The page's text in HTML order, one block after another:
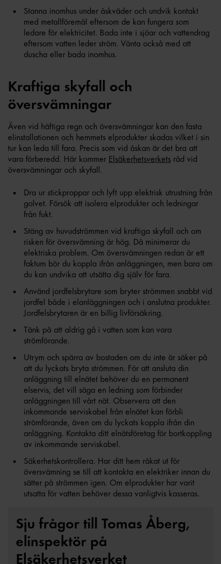
Stanna inomhus under åskväder och undvik kontakt
med metallföremål eftersom de kan fungera som
ledare för elektricitet. Bada inte i sjöar och vattendrag
eftersom vatten leder ström. Vänta också med att
duscha eller bada inomhus.
Kraftiga skyfall och
översvämningar
Även vid häftiga regn och översvämningar kan den fasta
elinstallationen och hemmets elprodukter skadas vilket i sin
tur kan leda till fara. Precis som vid åskan är det bra att
vara förberedd. Här kommer Elsäkerhetsverkets råd vid
översvämningar och skyfall.
Dra ur stickproppar och lyft upp elektrisk utrustning från
golvet. Försök att isolera elprodukter och ledningar
från fukt.
Stäng av huvudströmmen vid kraftiga skyfall och om
risken för översvämning är hög. Då minimerar du
elektriska problem. Om översvämningen redan är ett
faktum bör du koppla ifrån anläggningen, men bara om
du kan undvika att utsätta dig själv för fara.
Använd jordfelsbrytare som bryter strömmen snabbt vid
jordfel både i elanläggningen och i anslutna produkter.
Jordfelsbrytaren är en billig livförsäkring.
Tänk på att aldrig gå i vatten som kan vara
strömförande.
Utrym och spärra av bostaden om du inte är säker på
att du lyckats bryta strömmen. För att ansluta din
anläggning till elnätet behöver du en permanent
elservis, det vill säga en ledning som förbinder
anläggningen till vårt nät. Observera att den
inkommande serviskabel från elnätet kan förbli
strömförande, även om du lyckats koppla ifrån din
anläggning. Kontakta ditt elnätsföretag för bortkoppling
av inkommande serviskabel.
Säkerhetskontrollera. Har ditt hem råkat ut för
översvämning se till att kontakta en elektriker innan du
sätter på strömmen igen. Om elprodukter har varit
utsatta för vatten behöver dessa vanligtvis kasseras.
Sju frågor till Tomas Åberg,
elinspektör på
Elsäkerhetsverket